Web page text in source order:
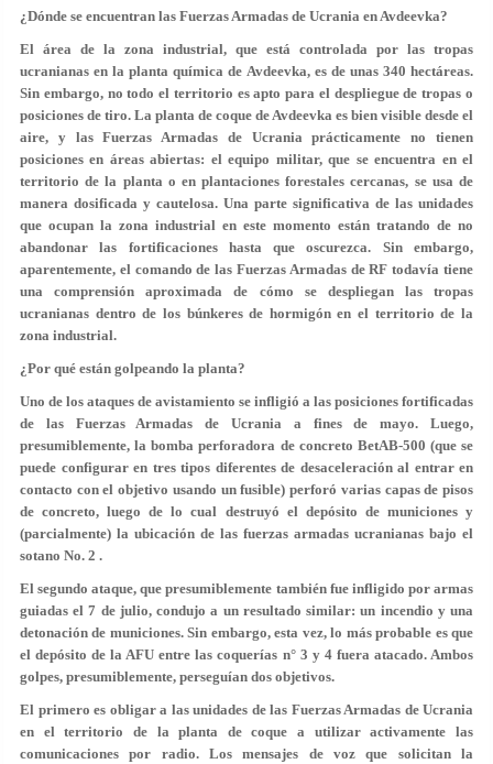
¿Dónde se encuentran las Fuerzas Armadas de Ucrania en Avdeevka?
El área de la zona industrial, que está controlada por las tropas
ucranianas en la planta química de Avdeevka, es de unas 340 hectáreas.
Sin embargo, no todo el territorio es apto para el despliegue de tropas o
posiciones de tiro. La planta de coque de Avdeevka es bien visible desde el
aire, y las Fuerzas Armadas de Ucrania prácticamente no tienen
posiciones en áreas abiertas: el equipo militar, que se encuentra en el
territorio de la planta o en plantaciones forestales cercanas, se usa de
manera dosificada y cautelosa. Una parte significativa de las unidades
que ocupan la zona industrial en este momento están tratando de no
abandonar las fortificaciones hasta que oscurezca. Sin embargo,
aparentemente, el comando de las Fuerzas Armadas de RF todavía tiene
una comprensión aproximada de cómo se despliegan las tropas
ucranianas dentro de los búnkeres de hormigón en el territorio de la
zona industrial.
¿Por qué están golpeando la planta?
Uno de los ataques de avistamiento se infligió a las posiciones fortificadas
de las Fuerzas Armadas de Ucrania a fines de mayo. Luego,
presumiblemente, la bomba perforadora de concreto BetAB-500 (que se
puede configurar en tres tipos diferentes de desaceleración al entrar en
contacto con el objetivo usando un fusible) perforó varias capas de pisos
de concreto, luego de lo cual destruyó el depósito de municiones y
(parcialmente) la ubicación de las fuerzas armadas ucranianas bajo el
sotano No. 2 .
El segundo ataque, que presumiblemente también fue infligido por armas
guiadas el 7 de julio, condujo a un resultado similar: un incendio y una
detonación de municiones. Sin embargo, esta vez, lo más probable es que
el depósito de la AFU entre las coquerías n° 3 y 4 fuera atacado. Ambos
golpes, presumiblemente, perseguían dos objetivos.
El primero es obligar a las unidades de las Fuerzas Armadas de Ucrania
en el territorio de la planta de coque a utilizar activamente las
comunicaciones por radio. Los mensajes de voz que solicitan la